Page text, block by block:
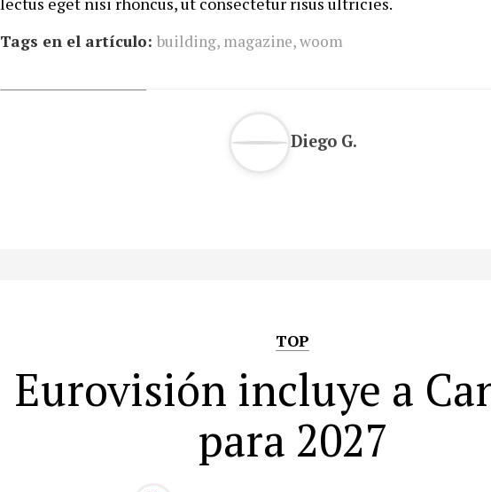
Tags en el artículo: building, magazine,woom
Diego G.
TOP
Eurovisión incluye a
para 2027